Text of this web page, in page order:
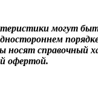
могут
носят справочный
офертой.